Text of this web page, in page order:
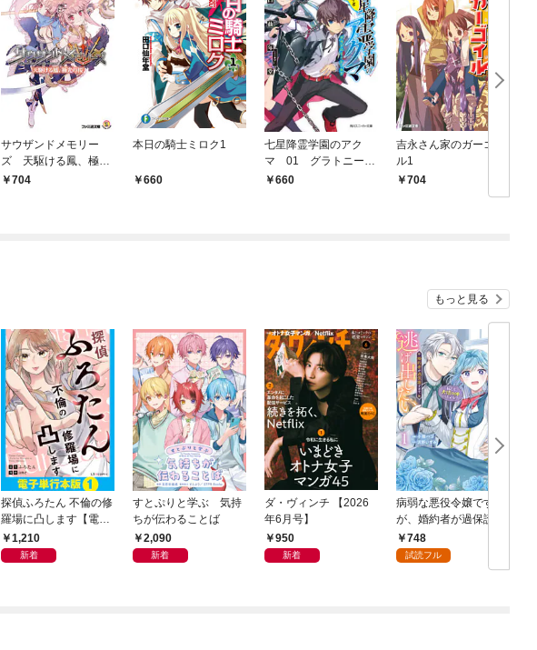
サウザンドメモリー
ズ 天駆ける鳳、極光
の桜704
本日の騎士ミロク1
660
七星降霊学園のアク
マ 01 グラトニー・
シールド
660
吉永さん家のガーゴイ
ル1
704
もっと見る
探偵ふろたん 不倫の修
羅場に凸します【電子
単行本版】1
1,210
新着
すとぷりと学ぶ 気持
ちが伝わることば
2,090
新着
ダ・ヴィンチ 【2026
年6月号】
950
新着
病弱な悪役令嬢です
が、婚約者が過保護す
ぎて逃げ出したい(私た
ち犬猿の仲でしたよ
748
試読フル